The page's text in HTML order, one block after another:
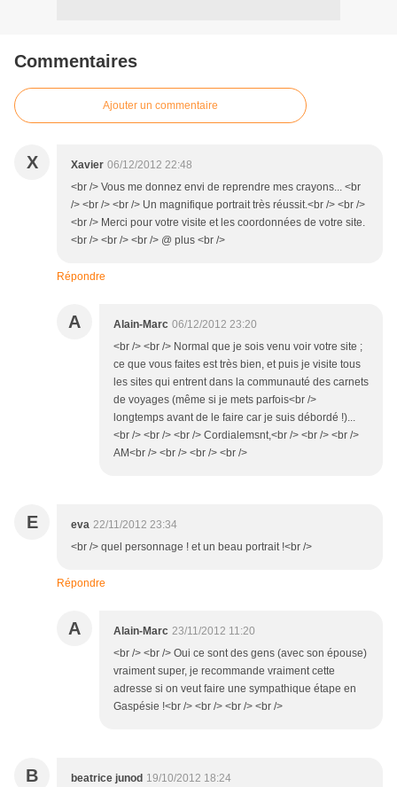
Commentaires
Ajouter un commentaire
X Xavier 06/12/2012 22:48
<br /> Vous me donnez envi de reprendre mes crayons... <br
/> <br /> <br /> Un magnifique portrait très réussit.<br /> <br />
<br /> Merci pour votre visite et les coordonnées de votre site.
<br /> <br /> <br /> @ plus <br />
Répondre
A Alain-Marc 06/12/2012 23:20
<br /> <br /> Normal que je sois venu voir votre site ;
ce que vous faites est très bien, et puis je visite tous
les sites qui entrent dans la communauté des carnets
de voyages (même si je mets parfois<br />
longtemps avant de le faire car je suis débordé !)...
<br /> <br /> <br /> Cordialemsnt,<br /> <br /> <br />
AM<br /> <br /> <br /> <br />
E eva 22/11/2012 23:34
<br /> quel personnage ! et un beau portrait !<br />
Répondre
A Alain-Marc 23/11/2012 11:20
<br /> <br /> Oui ce sont des gens (avec son épouse)
vraiment super, je recommande vraiment cette
adresse si on veut faire une sympathique étape en
Gaspésie !<br /> <br /> <br /> <br />
B beatrice junod 19/10/2012 18:24